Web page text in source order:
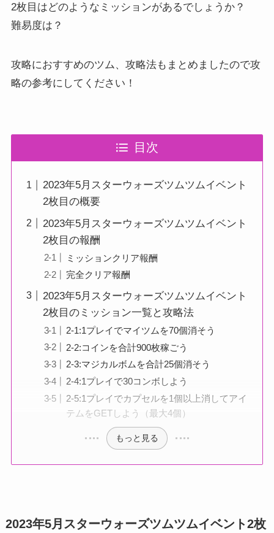
2枚目はどのようなミッションがあるでしょうか？
難易度は？
攻略におすすめのツム、攻略法もまとめましたので攻
略の参考にしてください！
目次
2023年5月スターウォーズツムツムイベント
2枚目の概要
2023年5月スターウォーズツムツムイベント
2枚目の報酬
ミッションクリア報酬
完全クリア報酬
2023年5月スターウォーズツムツムイベント
2枚目のミッション一覧と攻略法
2-1:1プレイでマイツムを70個消そう
2-2:コインを合計900枚稼ごう
2-3:マジカルボムを合計25個消そう
2-4:1プレイで30コンボしよう
2-5:1プレイでカプセルを1個以上消してアイ
テムをGETしよう（最大4個）
もっと見る
2023年5月スターウォーズツムツムイベント2枚